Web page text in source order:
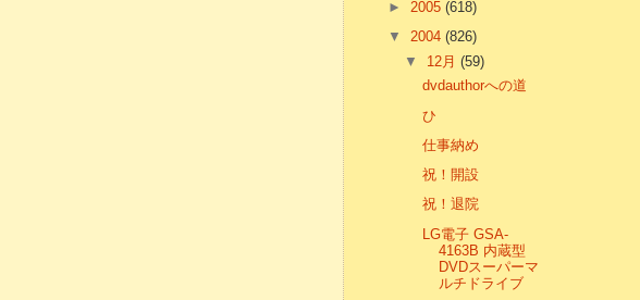
► 2005 (618)
▼ 2004 (826)
▼ 12月(59)
dvdauthorへの道
ひ
仕事納め
祝！開設
祝！退院
LG電子 GSA-
4163B 内蔵型
DVDスーパーマ
ルチドライブ